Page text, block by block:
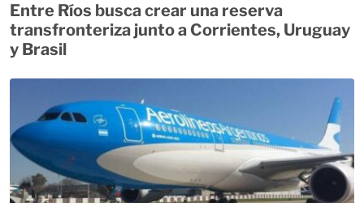
Entre Ríos busca crear una reserva
transfronteriza junto a Corrientes, Uruguay
y Brasil